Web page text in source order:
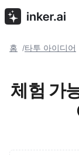
홈 /타투 아이디어
체험 가